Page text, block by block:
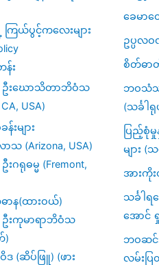
ြယ်ပွင့်ကလေးများ
း
ဦးဃောသိတာဘိဝံသ
USA)
းများ
(Arizona, USA)
ဂရုဓမ္မ (Fremont,
ာန(ထားဝယ်)
းကုမာရာဘိဝံသ
)
(ဆိပ်ဖြူ) (ဖား
ခေမာ
ဥပ္ပလ
စိတ်ဓာတ်
ဘဝသံသ
(သင်္ခါ
ပြည့်စုံ
များ
အားကိုး
သင်္ခါ
အောင်
ဘဝဆင်
လမ်းပြ